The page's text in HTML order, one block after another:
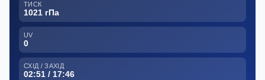
ТИСК
1021 гПа
UV
0
СХІД / ЗАХІД
02:51 / 17:46